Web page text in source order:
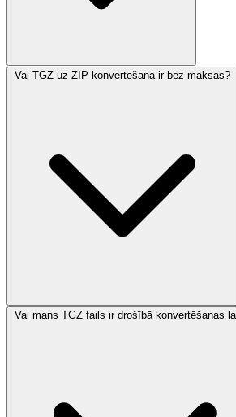
Vai TGZ uz ZIP konvertēšana ir bez maksas?
Vai mans TGZ fails ir drošībā konvertēšanas